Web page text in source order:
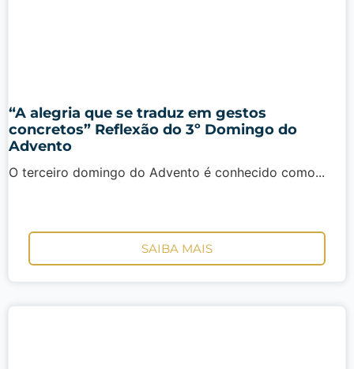
“A alegria que se traduz em gestos
concretos” Reflexão do 3º Domingo do
Advento
O terceiro domingo do Advento é conhecido como...
SAIBA MAIS